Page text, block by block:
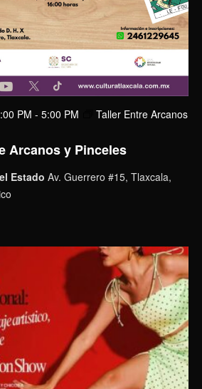
Arcanos y Pinceles
PM - 5:00 PM
Taller Entre Arcanos
Estado Av. Guerrero #15, Tlaxcala,